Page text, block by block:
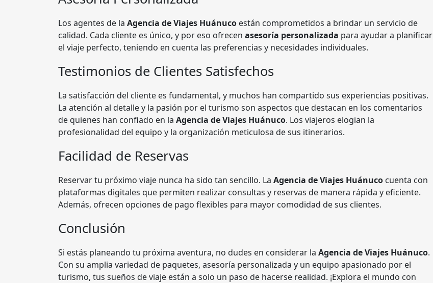
Los agentes de la Agencia de Viajes Huánuco están comprometidos a brindar un servicio de
calidad. Cada cliente es único, y por eso ofrecen asesoría personalizada para ayudar a planificar
el viaje perfecto, teniendo en cuenta las preferencias y necesidades individuales.
Testimonios de Clientes Satisfechos
La satisfacción del cliente es fundamental, y muchos han compartido sus experiencias positivas.
La atención al detalle y la pasión por el turismo son aspectos que destacan en los comentarios
de quienes han confiado en la Agencia de Viajes Huánuco. Los viajeros elogian la
profesionalidad del equipo y la organización meticulosa de sus itinerarios.
Facilidad de Reservas
Reservar tu próximo viaje nunca ha sido tan sencillo. La Agencia de Viajes Huánuco cuenta con
plataformas digitales que permiten realizar consultas y reservas de manera rápida y eficiente.
Además, ofrecen opciones de pago flexibles para mayor comodidad de sus clientes.
Conclusión
Si estás planeando tu próxima aventura, no dudes en considerar la Agencia de Viajes Huánuco.
Con su amplia variedad de paquetes, asesoría personalizada y un equipo apasionado por el
turismo, tus sueños de viaje están a solo un paso de hacerse realidad. ¡Explora el mundo con